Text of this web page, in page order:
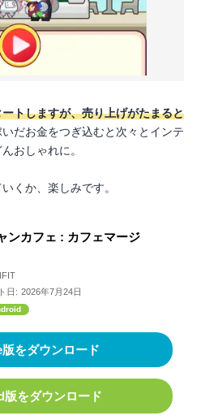
トしますが、売り上げがたまると
いだお金をつぎ込むと次々とインテ
おしゃれに。
くか、楽しみです。
ンカフェ : カフェマージ
日: 2026年7月24日
をダウンロード
をダウンロード